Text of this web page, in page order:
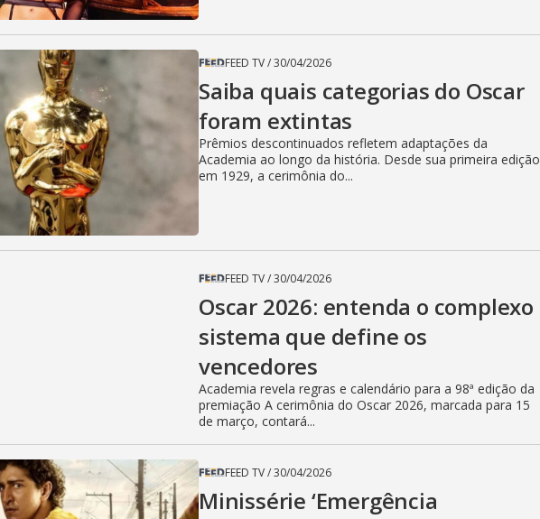
FEED TV/30/04/2026
Saiba quais categorias do Oscar
foram extintas
Prêmios descontinuados refletem adaptações da
Academia ao longo da história. Desde sua primeira edição
em 1929, a cerimônia do...
FEED TV/30/04/2026
Oscar 2026: entenda o complexo
sistema que define os
vencedores
Academia revela regras e calendário para a 98ª edição da
premiação A cerimônia do Oscar 2026, marcada para 15
de março, contará...
FEED TV/30/04/2026
Minissérie ‘Emergência